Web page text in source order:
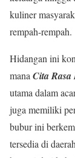
kuliner
rempah-rempah.
Hidangan ini
mana Cita Rasa
utama dalam
juga memiliki
bubur ini
tersedia di